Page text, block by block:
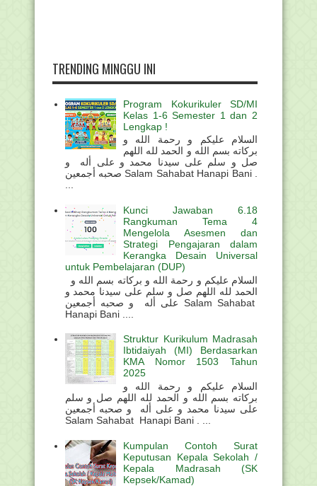
TRENDING MINGGU INI
Program Kokurikuler SD/MI
Kelas 1-6 Semester 1 dan 2
Lengkap !
السلام عليكم و رحمة الله و
بركاته بسم الله و الحمد لله اللهم
صل و سلم على سيدنا محمد و على أله و
صحبه أجمعين Salam Sahabat Hanapi Bani .
...
Kunci Jawaban 6.18
Rangkuman Tema 4
Mengelola Asesmen dan
Strategi Pengajaran dalam
Kerangka Desain Universal
untuk Pembelajaran (DUP)
الحمد لله اللهم صل و سلم على سيدنا محمد و
على أله و صحبه أجمعين Salam Sahabat
Hanapi Bani ....
Struktur Kurikulum Madrasah
Ibtidaiyah (MI) Berdasarkan
KMA Nomor 1503 Tahun
2025
السلام عليكم و رحمة الله و
بركاته بسم الله و الحمد لله اللهم صل و سلم
على سيدنا محمد و على أله و صحبه أجمعين
Salam Sahabat Hanapi Bani . ...
Kumpulan Contoh Surat
Keputusan Kepala Sekolah /
Kepala Madrasah (SK
Kepsek/Kamad)